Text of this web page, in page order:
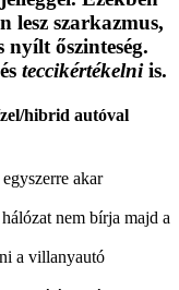
lesz szarkazmus,
őszinteség.
teccikértékelniis.
hibrid autóval
akar
nem bírja majd a
a villanyautó